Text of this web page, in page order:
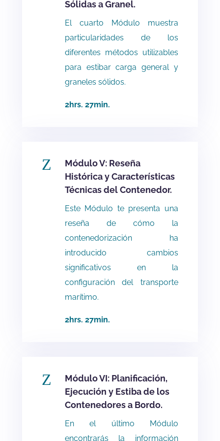
Sólidas a Granel.
El cuarto Módulo muestra
particularidades de los
diferentes métodos utilizables
para estibar carga general y
graneles sólidos.
2hrs. 27min.
Z
Módulo V: Reseña
Histórica y Características
Técnicas del Contenedor.
Este Módulo te presenta una
reseña de cómo la
contenedorización ha
introducido cambios
significativos en la
configuración del transporte
marítimo.
2hrs. 27min.
Z
Módulo VI: Planificación,
Ejecución y Estiba de los
Contenedores a Bordo.
En el último Módulo
encontrarás la información